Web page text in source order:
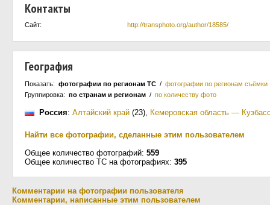
Контакты
Сайт: http://transphoto.org/author/18585/
География
Показать: фотографии по регионам ТС / фотографии по регионам съёмки
Группировка: по странам и регионам / по количеству фото
Россия: Алтайский край (23), Кемеровская область —
Найти все фотографии, сделанные этим пользователем
Общее количество фотографий: 559
Общее количество ТС на фотографиях: 395
Комментарии на фотографии пользователя
Комментарии, написанные этим пользователем